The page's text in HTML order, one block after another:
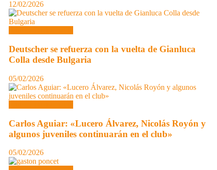
12/02/2026
Deutscher se refuerza con la vuelta de Gianluca
Colla desde Bulgaria
05/02/2026
Carlos Aguiar: «Lucero Álvarez, Nicolás Royón y
algunos juveniles continuarán en el club»
05/02/2026